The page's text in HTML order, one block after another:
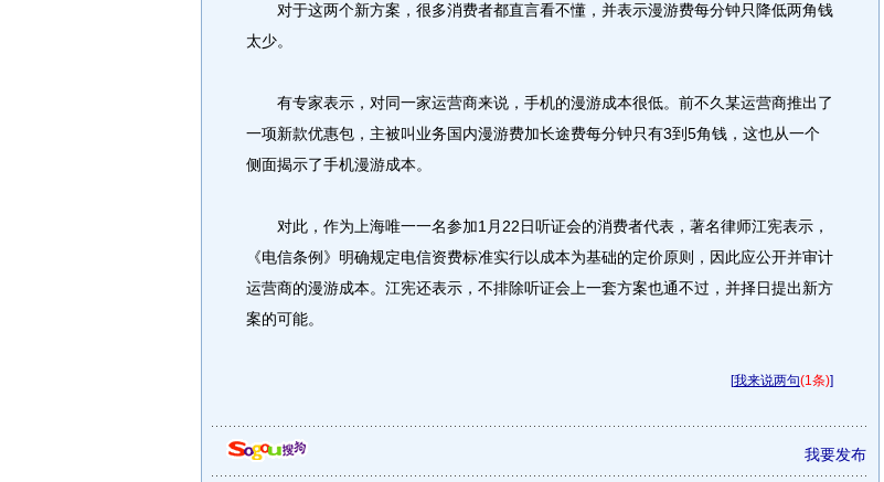
对于这两个新方案，很多消费者都直言看不懂，并表示漫游费每分钟只降低两角钱
太少。
有专家表示，对同一家运营商来说，手机的漫游成本很低。前不久某运营商推出了
一项新款优惠包，主被叫业务国内漫游费加长途费每分钟只有3到5角钱，这也从一个
侧面揭示了手机漫游成本。
对此，作为上海唯一一名参加1月22日听证会的消费者代表，著名律师江宪表示，
《电信条例》明确规定电信资费标准实行以成本为基础的定价原则，因此应公开并审计
运营商的漫游成本。江宪还表示，不排除听证会上一套方案也通不过，并择日提出新方
案的可能。
[我来说两句(1条)]
我要发布